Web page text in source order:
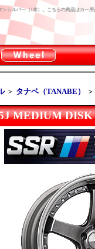
シルバー（1本）。こちらの商品はカー
＞ タナベ（TANABE）
MEDIUM